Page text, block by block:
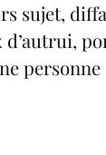
sujet,